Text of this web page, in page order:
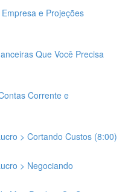
e Projeções
Que Você Precisa
Corrente e
> Cortando Custos (8:00)
> Negociando